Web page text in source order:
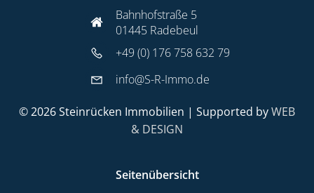
Bahnhofstraße 5
01445 Radebeul
+49 (0) 176 758 632 79
info@S-R-Immo.de
© 2026 Steinrücken Immobilien | Supported byWEB
& DESIGN
Seitenübersicht